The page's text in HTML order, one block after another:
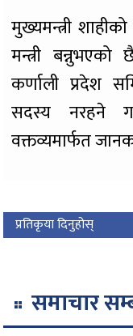
मुख्यमन्त्री
मन्त्री
कर्णाली प्रदेश
सदस्य नरहने
वक्तव्यमार्फत
प्रतिकृया दिनुहोस्
समाचार